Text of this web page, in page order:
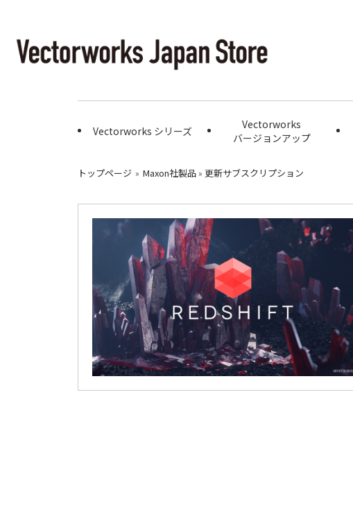
Vectorworks シリーズ
Vectorworks
バージョンアップ
トップページ » Maxon社製品» 更新サブスクリプション